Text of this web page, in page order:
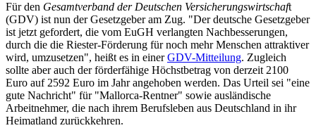
Für den Gesamtverband der Deutschen Versicherungswirtschaft
(GDV) ist nun der Gesetzgeber am Zug. "Der deutsche Gesetzgeber
ist jetzt gefordert, die vom EuGH verlangten Nachbesserungen,
durch die die Riester-Förderung für noch mehr Menschen attraktiver
wird, umzusetzen", heißt es in einerGDV-Mitteilung. Zugleich
sollte aber auch der förderfähige Höchstbetrag von derzeit 2100
Euro auf 2592 Euro im Jahr angehoben werden. Das Urteil sei "eine
gute Nachricht" für "Mallorca-Rentner" sowie ausländische
Arbeitnehmer, die nach ihrem Berufsleben aus Deutschland in ihr
Heimatland zurückkehren.